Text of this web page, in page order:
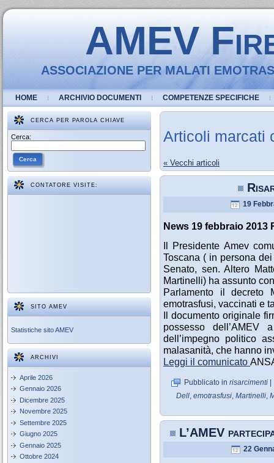
AMEV
ASSOCIAZIONE PER MALATI
HOME ARCHIVIO DOCUMENTI COMPETENZE SPECIFICHE
CERCA PER PAROLA CHIAVE
Cerca:
Cerca
CONTATORE VISITE:
SITO AMEV
Statistiche sito AMEV
ARCHIVI
Aprile 2026
Gennaio 2026
Dicembre 2025
Novembre 2025
Settembre 2025
Giugno 2025
Gennaio 2025
Ottobre 2024
Articoli marcati
« Vecchi articoli
19
News 19 febbraio 2013
Il Presidente Amev
Toscana ( in persona
Senato, sen. Altero
Martinelli) ha assunto
Parlamento il decreto
emotrasfusi, vaccinati e
Il documento originale
possesso
dell’impegno politico
malasanità, che hanno
Leggi il comunicato
Pubblicato in risarcimenti
Dell, emotrasfusi, Martinelli,
L’AMEV
22